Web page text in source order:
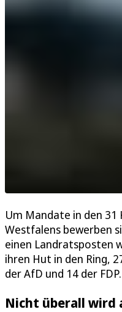
Um Mandate in den
Westfalens bewerben
einen Landratsposten
ihren Hut in den Ring,
der AfD und 14 der FDP.
Nicht überall wird